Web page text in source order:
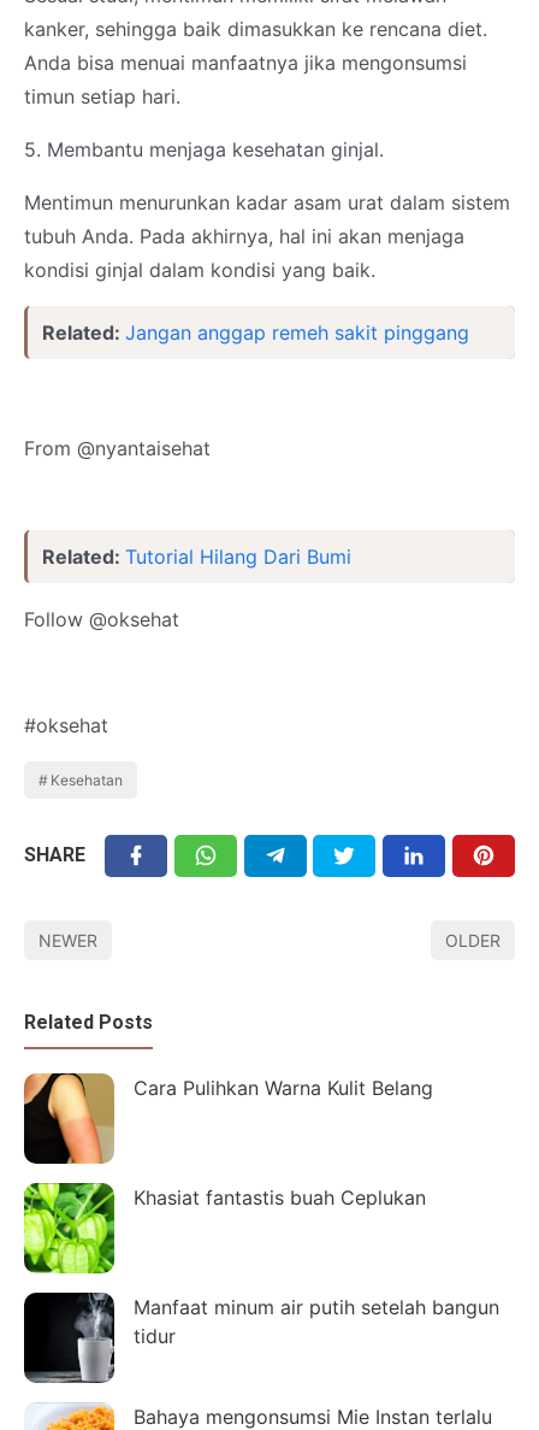
kanker, sehingga baik dimasukkan ke rencana diet.
Anda bisa menuai manfaatnya jika mengonsumsi
timun setiap hari.
5. Membantu menjaga kesehatan ginjal.
Mentimun menurunkan kadar asam urat dalam sistem
tubuh Anda. Pada akhirnya, hal ini akan menjaga
kondisi ginjal dalam kondisi yang baik.
Related: Jangan anggap remeh sakit pinggang
From @nyantaisehat
Related: Tutorial Hilang Dari Bumi
Follow @oksehat
#oksehat
Kesehatan
SHARE
NEWER OLDER
Related Posts
Cara Pulihkan Warna Kulit Belang
Khasiat fantastis buah Ceplukan
Manfaat minum air putih setelah bangun
tidur
Bahaya mengonsumsi Mie Instan terlalu